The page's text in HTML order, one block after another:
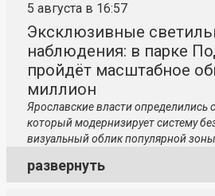
5 августа в 16:57
Эксклюзивные
наблюдения: в парке
пройдёт масштабное
миллион
Ярославские власти определились
который модернизирует систему
визуальный облик популярной
развернуть